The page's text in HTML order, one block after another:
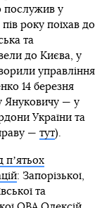
послужив у
року поїхав до
та
до Києва, у
управління
14 березня
Януковичу — у
України та
— тут).
пʼятьох
: Запорізької,
та